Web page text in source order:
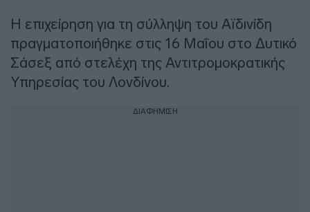
Η επιχείρηση για τη σύλληψη του Αϊδινίδη
πραγματοποιήθηκε στις 16 Μαΐου στο Δυτικό
Σάσεξ από στελέχη της Αντιτρομοκρατικής
Υπηρεσίας του Λονδίνου.
ΔΙΑΦΗΜΙΣΗ